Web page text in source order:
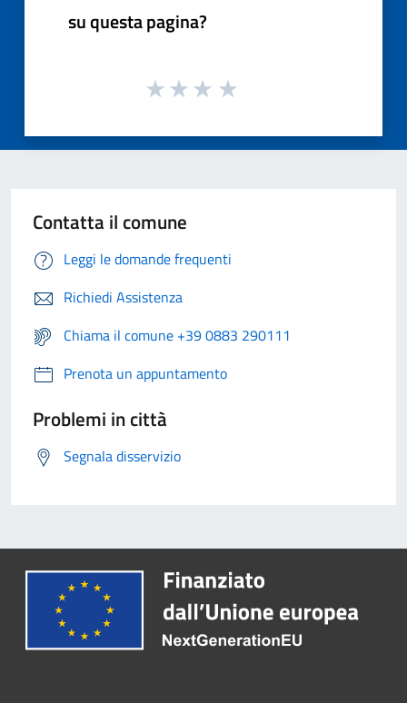
su questa pagina?
Contatta il comune
Leggi le domande frequenti
Richiedi Assistenza
Chiama il comune +39 0883 290111
Prenota un appuntamento
Problemi in città
Segnala disservizio